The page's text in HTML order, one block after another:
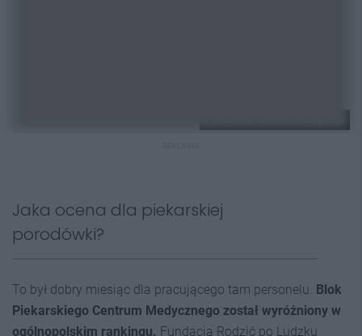
Jaka ocena dla piekarskiej
porodówki?
To był dobry miesiąc dla pracującego tam personelu. Blok
Piekarskiego Centrum Medycznego został wyróżniony w
ogólnopolskim rankingu. Fundacja Rodzić po Ludzku